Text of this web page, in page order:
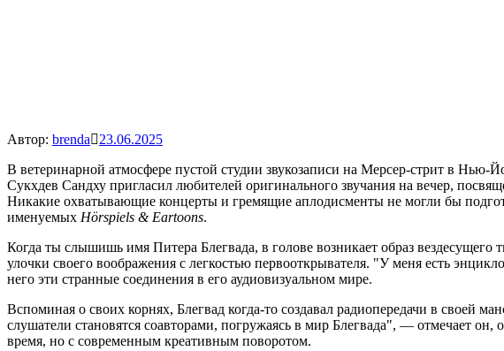
Автор: brenda
23.06.2025
В ветеринарной атмосфере пустой студии звукозаписи на Мерсер-стрит в Нью-
Сукхдев Сандху пригласил любителей оригинального звучания на вечер,
Никакие охватывающие концерты и гремящие аплодисменты не могли бы
именуемых Hörspiels & Eartoons.
Когда ты слышишь имя Питера Блегвада, в голове возникает образ
улочки своего воображения с легкостью первооткрывателя. "У меня есть
него эти странные соединения в его аудиовизуальном мире.
Вспоминая о своих корнях, Блегвад когда-то создавал радиопередачи в своей
слушатели становятся соавторами, погружаясь в мир Блегвада", — отмечает
время, но с современным креативным поворотом.